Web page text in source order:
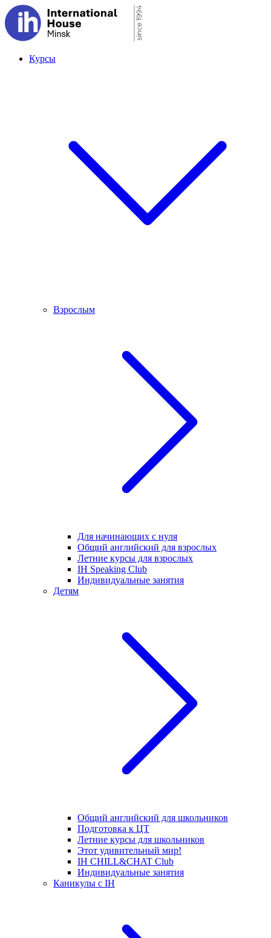
Курсы
Взрослым
Для начинающих с нуля
Общий английский для взрослых
Летние курсы для взрослых
IH Speaking Club
Индивидуальные занятия
Детям
Общий английский для школьников
Подготовка к ЦТ
Летние курсы для школьников
Этот удивительный мир!
IH CHILL&CHAT Club
Индивидуальные занятия
Каникулы с IH